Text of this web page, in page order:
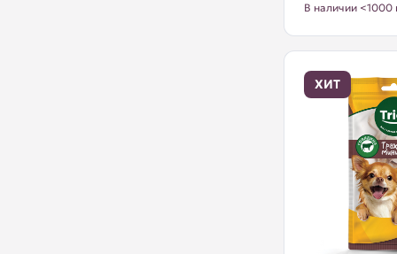
В наличии <1000
ХИТ